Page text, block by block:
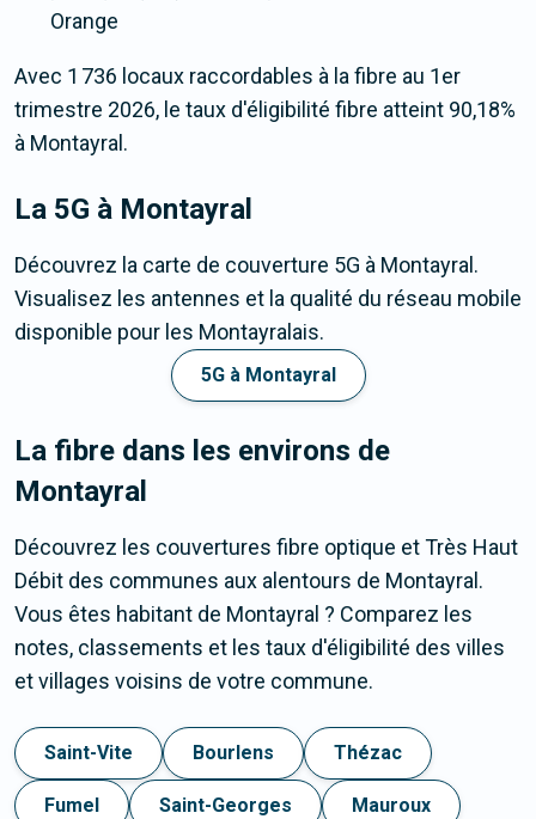
Orange
Avec 1 736 locaux raccordables à la fibre au 1er
trimestre 2026, le taux d'éligibilité fibre atteint 90,18%
à Montayral.
La 5G à Montayral
Découvrez la carte de couverture 5G à Montayral.
Visualisez les antennes et la qualité du réseau mobile
disponible pour les Montayralais.
5G à Montayral
La fibre dans les environs de
Montayral
Découvrez les couvertures fibre optique et Très Haut
Débit des communes aux alentours de Montayral.
Vous êtes habitant de Montayral ? Comparez les
notes, classements et les taux d'éligibilité des villes
et villages voisins de votre commune.
Saint-Vite Bourlens Thézac
Fumel Saint-Georges Mauroux